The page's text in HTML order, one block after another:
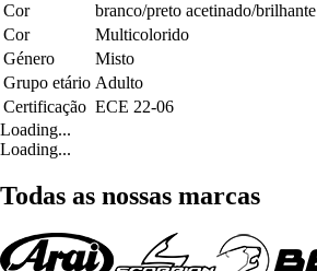
Cor
branco/preto acetinado/brilhante
Cor
Multicolorido
Género
Misto
Grupo etário Adulto
Certificação ECE 22-06
Loading...
Loading...
Todas as nossas marcas